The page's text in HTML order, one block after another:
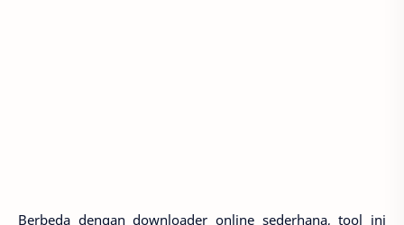
Berbeda dengan downloader online sederhana, tool ini